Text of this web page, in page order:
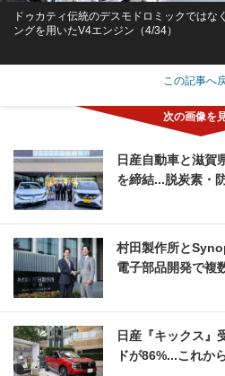
ドゥカティ伝統のデスモドロミックではな
ングを用いたV4エンジン（4/34）
この記事へ
日産自動車と滋賀
を締結...脱炭素・
村田製作所と
電子部品開発で複
日産『キックス』
ドが86%...これか